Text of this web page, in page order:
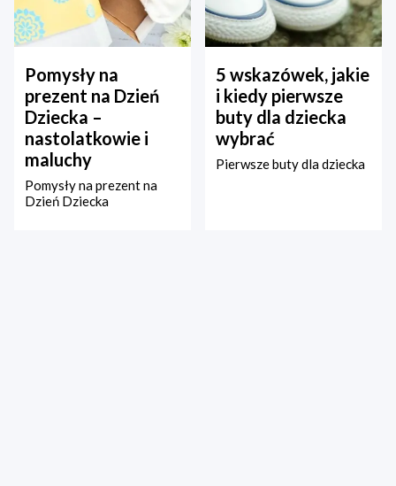
Pomysły na
prezent na Dzień
Dziecka –
nastolatkowie i
maluchy
Pomysły na prezent na
Dzień Dziecka
5 wskazówek, jakie
i kiedy pierwsze
buty dla dziecka
wybrać
Pierwsze buty dla dziecka